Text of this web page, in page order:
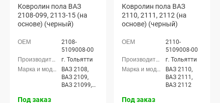
Ковролин пола ВАЗ
2108-099, 2113-15 (на
основе) (черный)
2108-
5109008-00
г. Тольятти
ВАЗ 2108,
ВАЗ 2109,
ВАЗ 21099,
Под заказ
Ковролин пола ВАЗ
2110, 2111, 2112 (на
основе) (черный)
2110-
5109008-00
г. Тольятти
ВАЗ 2110,
ВАЗ 2111,
ВАЗ 2112
Под заказ